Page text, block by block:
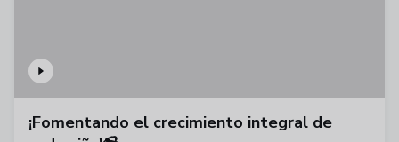
¡Fomentando el crecimiento integral de